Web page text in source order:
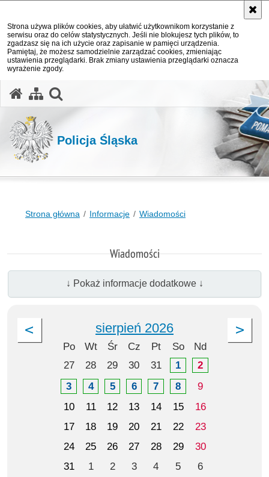
Strona używa plików cookies, aby ułatwić użytkownikom korzystanie z
serwisu oraz do celów statystycznych. Jeśli nie blokujesz tych plików, to
zgadzasz się na ich użycie oraz zapisanie w pamięci urządzenia.
Pamiętaj, że możesz samodzielnie zarządzać cookies, zmieniając
ustawienia przeglądarki. Brak zmiany ustawienia przeglądarki oznacza
wyrażenie zgody.
Policja Śląska
Strona główna Informacje Wiadomości
Wiadomości
↓ Pokaż informacje dodatkowe ↓
sierpień 2026
Po Wt Śr Cz Pt So
Nd
27
28 29 30 31 1
2
3
4 5 6 7 8
9
10
11 12 13 14 15
16
17
18 19 20 21 22
23
24
25 26 27 28 29
30
31
1 2 3 4 5 6